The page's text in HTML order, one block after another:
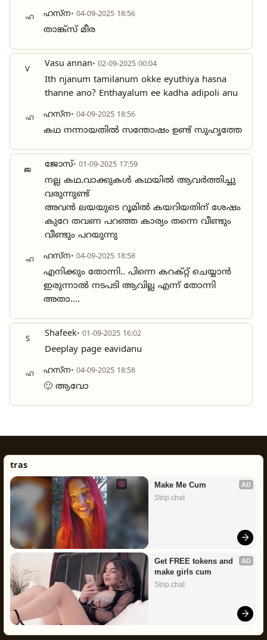
ഹ ഹസ്ന• 04-09-2025 18:56
താങ്ക്സ് മീര
V Vasu annan• 02-09-2025 00:04
Ith njanum tamilanum okke eyuthiya hasna
thanne ano? Enthayalum ee kadha adipoli anu
ഹ ഹസ്ന• 04-09-2025 18:56
കഥ നന്നായതിൽ സന്തോഷം ഉണ്ട് സുഹൃത്തേ
ജ ജോസ്• 01-09-2025 17:59
നല്ല കഥ.വാക്കുകൾ കഥയിൽ ആവർത്തിച്ചു
വരുന്നുണ്ട്
അവൻ ലയയുടെ റൂമിൽ കയറിയതിന് ശേഷം
കുറേ തവണ പറഞ്ഞ കാര്യം തന്നെ വീണ്ടും
വീണ്ടും പറയുന്നു
ഹ ഹസ്ന• 04-09-2025 18:58
എനിക്കും തോന്നി.. പിന്നെ കറക്റ്റ് ചെയ്യാൻ
ഇരുന്നാൽ നടപടി ആവില്ല എന്ന് തോന്നി
അതാ....
S Shafeek• 01-09-2025 16:02
Deeplay page eavidanu
ഹ ഹസ്ന• 04-09-2025 18:58
🙂 ആവോ
tras
AD
Make Me Cum
Strip.chat
AD
Get FREE tokens and
make girls cum
Strip.chat